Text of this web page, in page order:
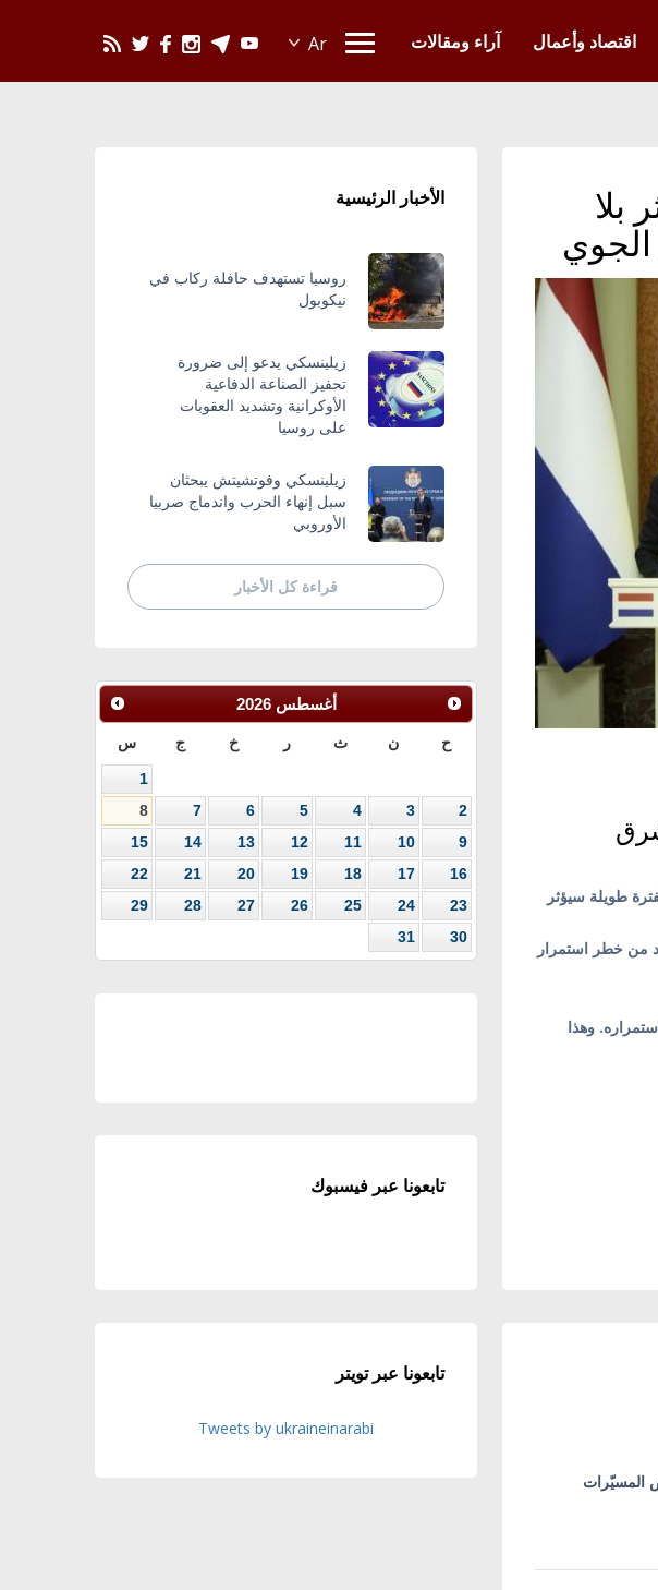
اقتصاد وأعمال آراء ومقالات
طويلة سيؤثر
من خطر استمرار
وهذا
المسيّرات
الأخبار الرئيسية
روسيا تستهدف حافلة ركاب في
نيكوبول
زيلينسكي يدعو إلى ضرورة
تحفيز الصناعة الدفاعية
الأوكرانية وتشديد العقوبات
على روسيا
زيلينسكي وفوتشيتش يبحثان
سبل إنهاء الحرب واندماج صربيا
الأوروبي
قراءة كل الأخبار
أغسطس 2026
ح ن ث ر خ ج س
1
2
3
4
5
6
7
8
9
10
11
12
13
14
15
16
17
18
19
20
21
22
23
24
25
26
27
28
29
30
31
تابعونا عبر فيسبوك
تابعونا عبر تويتر
Tweets by ukraineinarabi